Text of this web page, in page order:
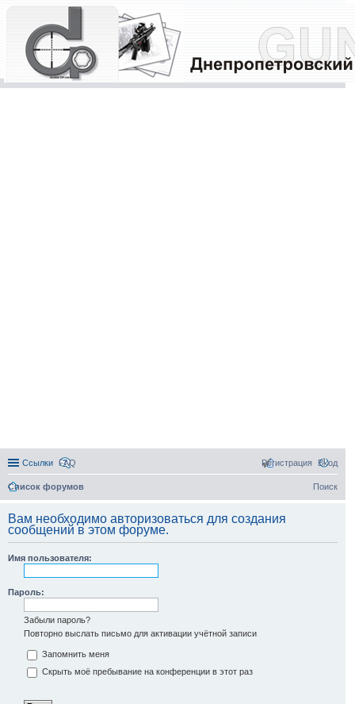
Ссылки FAQ Вход
Регистрация
Список форумов Поиск
Вам необходимо авторизоваться для создания
сообщений в этом форуме.
Имя пользователя:
Пароль:
Забыли пароль?
Повторно выслать письмо для активации учётной записи
Запомнить меня
Скрыть моё пребывание на конференции в этот раз